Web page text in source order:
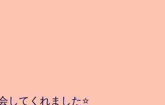
してくれました⭐️